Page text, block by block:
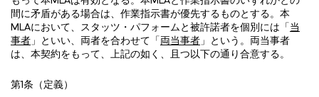
間に矛盾がある場合は、作業指示書が優先するものとする。本
MLAにおいて、スタッツ・パフォームと被許諾者を個別には「当
事者 」といい、両者を合わせて「両当事者 」という。両当事者
は、本契約をもって、上記の如く、且つ以下の通り合意する。
第1条（定義）